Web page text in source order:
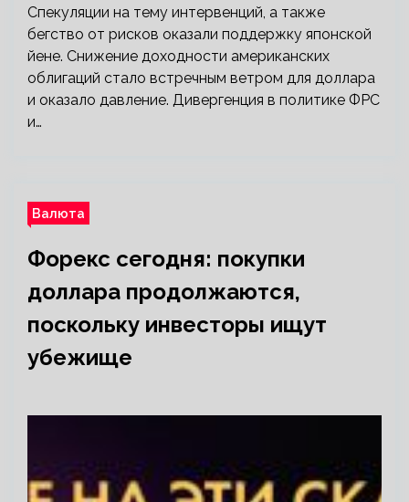
Спекуляции на тему интервенций, а также
бегство от рисков оказали поддержку японской
йене. Снижение доходности американских
облигаций стало встречным ветром для доллара
и оказало давление. Дивергенция в политике ФРС
и…
Валюта
Форекс сегодня: покупки
доллара продолжаются,
поскольку инвесторы ищут
убежище